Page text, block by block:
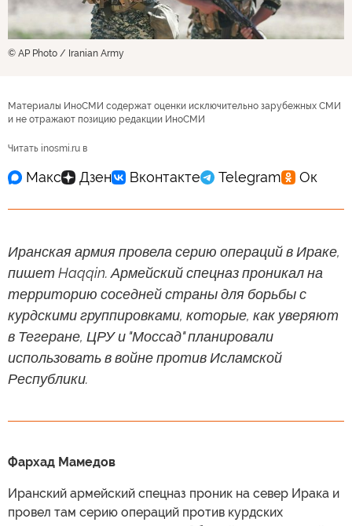
© AP Photo / Iranian Army
Материалы ИноСМИ содержат оценки исключительно зарубежных СМИ
и не отражают позицию редакции ИноСМИ
Читать inosmi.ru в
Иранская армия провела серию операций в Ираке,
пишет Haqqin. Армейский спецназ проникал на
территорию соседней страны для борьбы с
курдскими группировками, которые, как уверяют
в Тегеране, ЦРУ и "Моссад" планировали
использовать в войне против Исламской
Республики.
Фархад Мамедов
Иранский армейский спецназ проник на север Ирака и
провел там серию операций против курдских